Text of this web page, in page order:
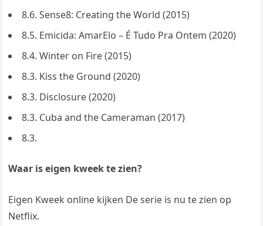
8.6. Sense8: Creating the World (2015)
8.5. Emicida: AmarElo – É Tudo Pra Ontem (2020)
8.4. Winter on Fire (2015)
8.3. Kiss the Ground (2020)
8.3. Disclosure (2020)
8.3. Cuba and the Cameraman (2017)
8.3.
Waar is eigen kweek te zien?
Eigen Kweek online kijken De serie is nu te zien op
Netflix.